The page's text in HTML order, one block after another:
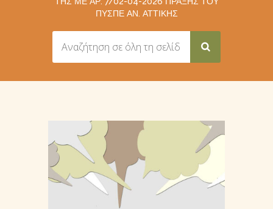
ΠΥΣΠΕ ΑΝ. ΑΤΤΙΚΉΣ